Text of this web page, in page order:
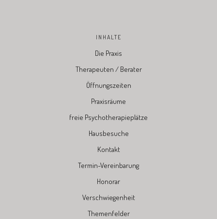
INHALTE
Die Praxis
Therapeuten / Berater
Öffnungszeiten
Praxisräume
freie Psychotherapieplätze
Hausbesuche
Kontakt
Termin-Vereinbarung
Honorar
Verschwiegenheit
Themenfelder